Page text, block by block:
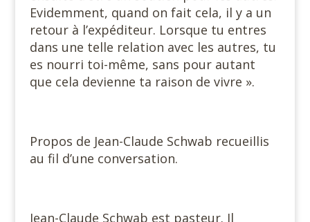
Evidemment, quand on fait cela, il y a un
retour à l’expéditeur. Lorsque tu entres
dans une telle relation avec les autres, tu
es nourri toi-même, sans pour autant
que cela devienne ta raison de vivre ».
Propos de Jean-Claude Schwab recueillis
au fil d’une conversation.
Jean-Claude Schwab est pasteur. Il